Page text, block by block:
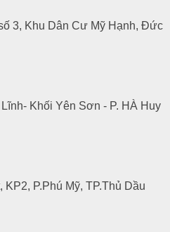
3, Khu Dân Cư Mỹ Hạnh, Đức
Khối Yên Sơn - P. HÀ Huy
P.Phú Mỹ, TP.Thủ Dầu